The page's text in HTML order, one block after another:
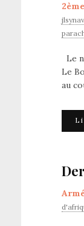
Le
Le
au